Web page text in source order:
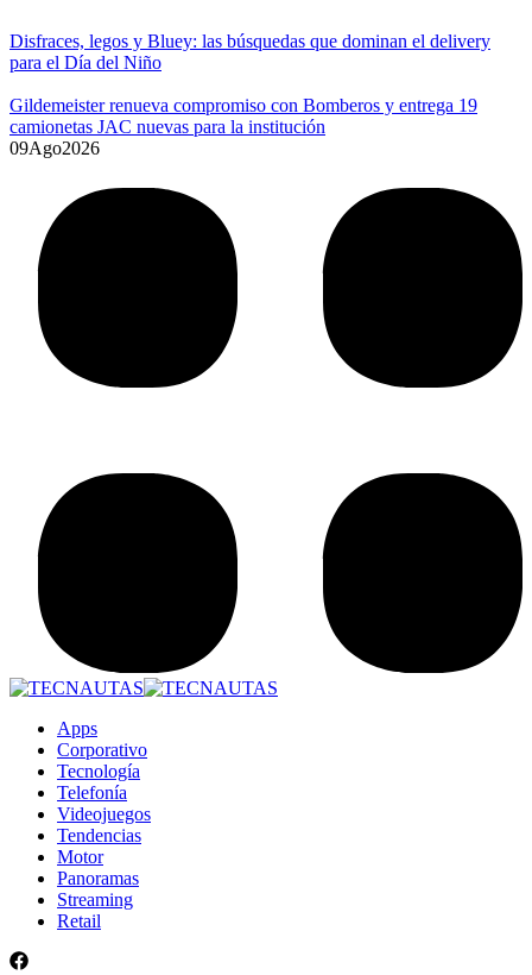
Disfraces, legos y Bluey: las búsquedas que dominan el delivery
para el Día del Niño
Gildemeister renueva compromiso con Bomberos y entrega 19
camionetas JAC nuevas para la institución
09Ago2026
Apps
Corporativo
Tecnología
Telefonía
Videojuegos
Tendencias
Motor
Panoramas
Streaming
Retail